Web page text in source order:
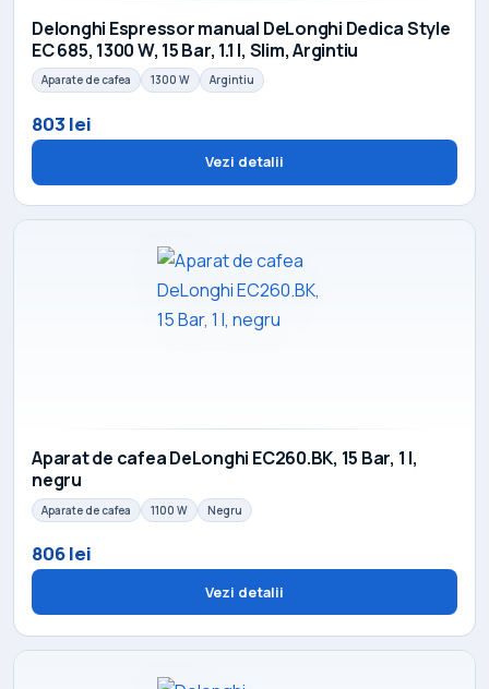
Delonghi Espressor manual DeLonghi Dedica Style
EC 685, 1300 W, 15 Bar, 1.1 l, Slim, Argintiu
Aparate de cafea 1300 W Argintiu
803 lei
Vezi detalii
Aparat de cafea DeLonghi EC260.BK, 15 Bar, 1 l,
negru
Aparate de cafea 1100 W Negru
806 lei
Vezi detalii